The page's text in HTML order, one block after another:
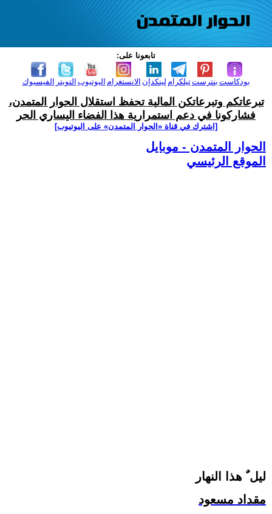
تابعونا على:
الفيسبوك التويتر اليوتيوب الانستغرام لينكدإن تيلكرامبنترست بودكاست
تبرعاتكم وتبرعاتكن المالية تحفظ استقلال الحوار المتمدن،
فشاركونا في دعم استمرارية هذا الفضاء اليساري الحر
[اشترك في قناة ‫«الحوار المتمدن» على اليوتيوب]
الحوار المتمدن - موبايل
الموقع الرئيسي
ليل ٌ هذا النهار
مقداد مسعود